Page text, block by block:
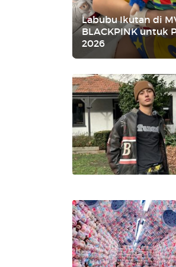
Labubu Ikutan di
BLACKPINK untuk
2026